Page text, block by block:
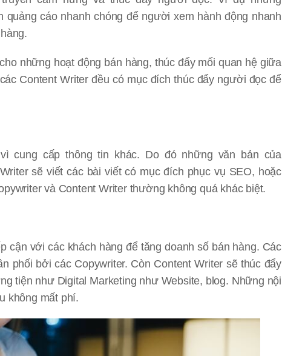
cáo nhanh chóng để người xem hành động nhanh
những hoạt động bán hàng, thúc đẩy mối quan hệ giữa
Content Writer đều có mục đích thúc đẩy người đọc để
cung cấp thông tin khác. Do đó những văn bản của
sẽ viết các bài viết có mục đích phục vụ SEO, hoặc
và Content Writer thường không quá khác biệt.
cận với các khách hàng để tăng doanh số bán hàng. Các
phối bởi các Copywriter. Còn Content Writer sẽ thúc đẩy
tiện như Digital Marketing như Website, blog. Những nội
không mất phí.